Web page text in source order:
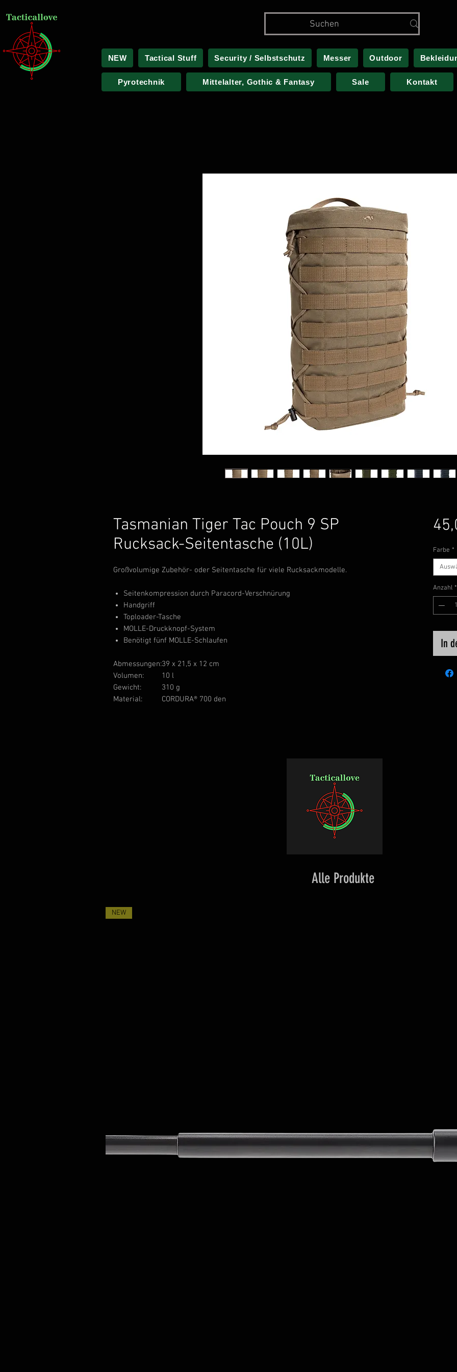
NEW Tactical Stuff Security / Selbstschutz Messer Outdoor
Pyrotechnik Mittelalter, Gothic & Fantasy Sale Kontakt
Tasmanian Tiger Tac Pouch 9 SP
Rucksack-Seitentasche (10L)
Großvolumige Zubehör- oder Seitentasche für viele Rucksackmodelle.
Seitenkompression durch Paracord-Verschnürung
Handgriff
Toploader-Tasche
MOLLE-Druckknopf-System
Benötigt fünf MOLLE-Schlaufen
Abmessungen:39 x 21,5 x 12 cm
Volumen:
10 l
Gewicht:
310 g
Material:
CORDURA® 700 den
Farbe *
Anzahl *
In
Alle Produkte
NEW